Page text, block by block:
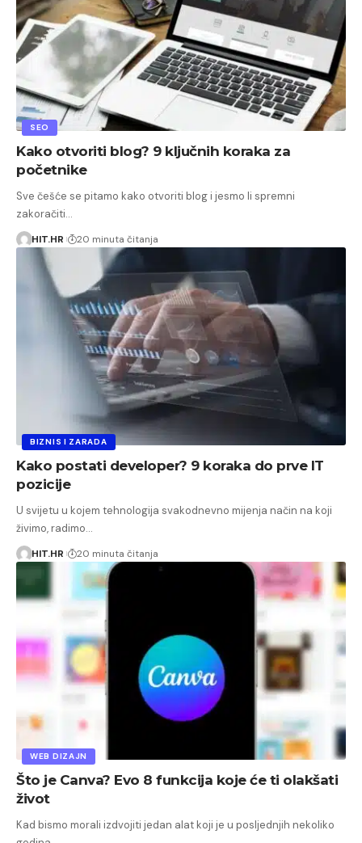
SEO
Kako otvoriti blog? 9 ključnih koraka za
početnike
Sve češće se pitamo kako otvoriti blog i jesmo li spremni
zakoračiti…
HIT.HR 20 minuta čitanja
BIZNIS I ZARADA
Kako postati developer? 9 koraka do prve IT
pozicije
U svijetu u kojem tehnologija svakodnevno mijenja način na koji
živimo, radimo…
HIT.HR 20 minuta čitanja
WEB DIZAJN
Što je Canva? Evo 8 funkcija koje će ti olakšati
život
Kad bismo morali izdvojiti jedan alat koji je u posljednjih nekoliko